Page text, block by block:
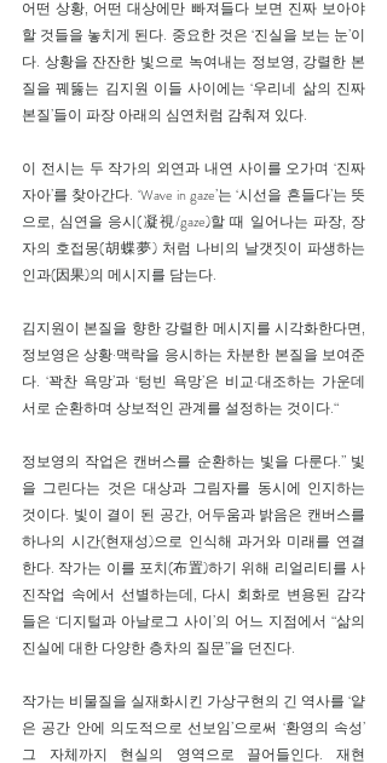
어떤 상황, 어떤 대상에만 빠져들다 보면 진짜 보아야
할 것들을 놓치게 된다. 중요한 것은 ‘진실을 보는 눈’이
다. 상황을 잔잔한 빛으로 녹여내는 정보영, 강렬한 본
질을 꿰뚫는 김지원 이들 사이에는 ‘우리네 삶의 진짜
본질’들이 파장 아래의 심연처럼 감춰져 있다.
이 전시는 두 작가의 외연과 내연 사이를 오가며 ‘진짜
자아’를 찾아간다. ‘Wave in gaze’는 ‘시선을 흔들다’는 뜻
으로, 심연을 응시(凝視/gaze)할 때 일어나는 파장, 장
자의 호접몽(胡蝶夢) 처럼 나비의 날갯짓이 파생하는
인과(因果)의 메시지를 담는다.
김지원이 본질을 향한 강렬한 메시지를 시각화한다면,
정보영은 상황·맥락을 응시하는 차분한 본질을 보여준
다. ‘꽉찬 욕망’과 ‘텅빈 욕망’은 비교·대조하는 가운데
서로 순환하며 상보적인 관계를 설정하는 것이다.“
정보영의 작업은 캔버스를 순환하는 빛을 다룬다.” 빛
을 그린다는 것은 대상과 그림자를 동시에 인지하는
것이다. 빛이 결이 된 공간, 어두움과 밝음은 캔버스를
하나의 시간(현재성)으로 인식해 과거와 미래를 연결
한다. 작가는 이를 포치(布置)하기 위해 리얼리티를 사
진작업 속에서 선별하는데, 다시 회화로 변용된 감각
들은 ‘디지털과 아날로그 사이’의 어느 지점에서 “삶의
진실에 대한 다양한 층차의 질문”을 던진다.
작가는 비물질을 실재화시킨 가상구현의 긴 역사를 ‘얕
은 공간 안에 의도적으로 선보임’으로써 ‘환영의 속성’
그 자체까지 현실의 영역으로 끌어들인다. 재현